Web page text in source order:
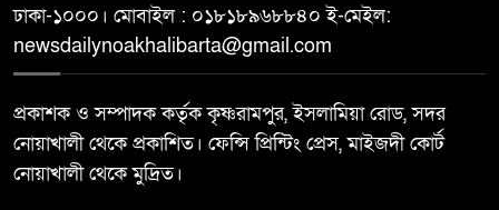
ঢাকা-১০০০। মোবাইল : ০১৮১৮৯৬৮৮৪০ ই-মেইল:
newsdailynoakhalibarta@gmail.com
প্রকাশক ও সম্পাদক কর্তৃক কৃষ্ণরামপুর, ইসলামিয়া রোড, সদর
নোয়াখালী থেকে প্রকাশিত। ফেন্সি প্রিন্টিং প্রেস, মাইজদী কোর্ট
নোয়াখালী থেকে মুদ্রিত।